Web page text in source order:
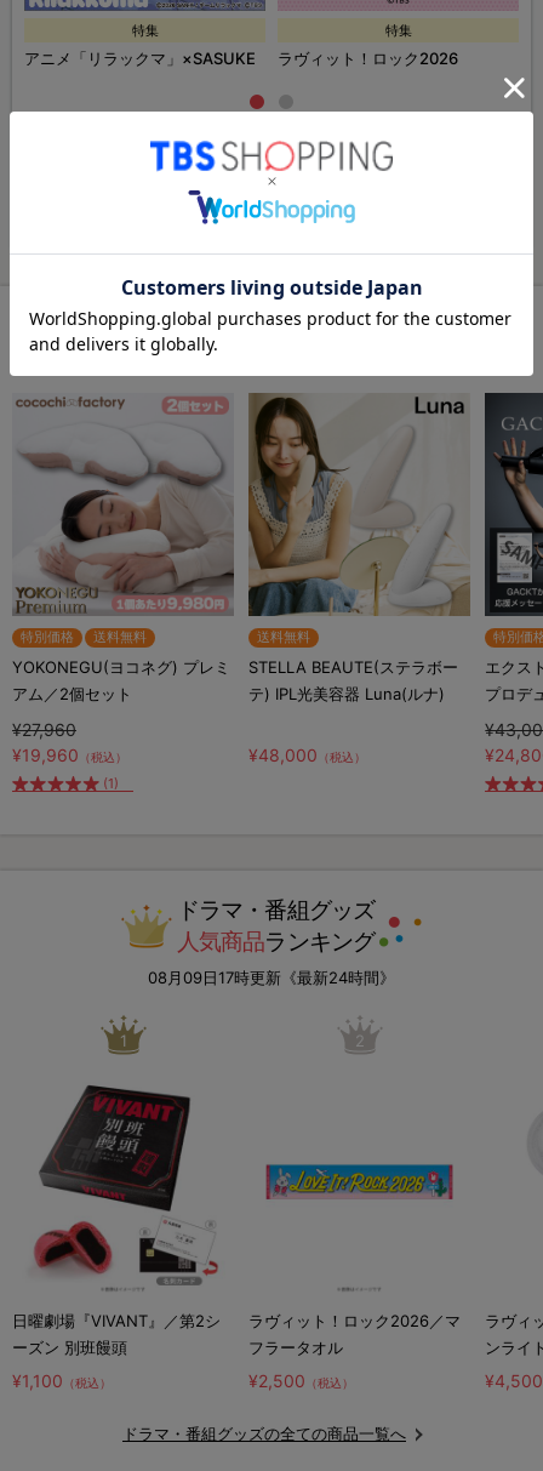
特集
アニメ「リラックマ」×SASUKE
特集
ラヴィット！ロック2026
特集・セール一覧ページへ
この商品をチェックした人が
購入している商品
特別価格 送料無料
YOKONEGU(ヨコネグ) プレミ
アム／2個セット
¥27,960
¥19,960 （税込）
(1)
送料無料
STELLA BEAUTE(ステラボー
テ) IPL光美容器 Luna(ルナ)
¥48,000 （税込）
特別価
エクス
プロデ
ドラマ・番組グッズ
人気商品ランキング
08月09日17時更新《最新24時間》
1
日曜劇場『VIVANT』／第2シ
ーズン 別班饅頭
¥1,100 （税込）
2
ラヴィット！ロック2026／マ
フラータオル
¥2,500 （税込）
ラヴィ
ンライ
¥4,500
ドラマ・番組グッズの全ての商品一覧へ